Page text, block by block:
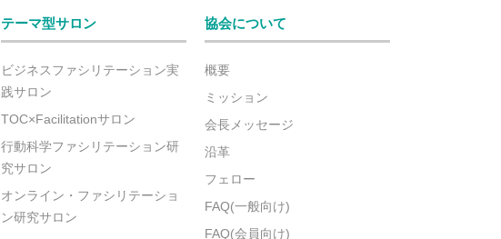
テーマ型サロン
ビジネスファシリテーション実
践サロン
TOC×Facilitationサロン
行動科学ファシリテーション研
究サロン
オンライン・ファシリテーショ
ン研究サロン
協会について
概要
ミッション
会長メッセージ
沿革
フェロー
FAQ(一般向け)
FAQ(会員向け)